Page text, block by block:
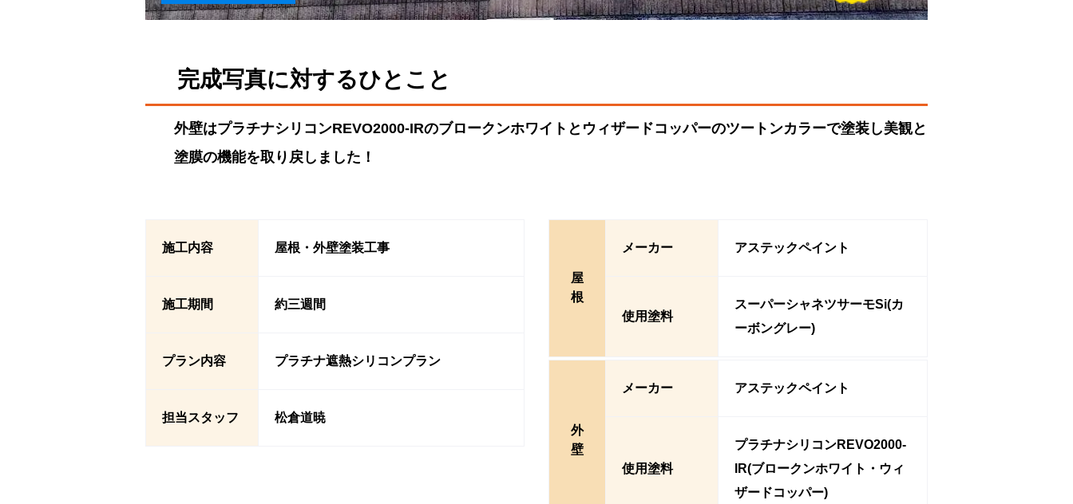
完成写真に対するひとこと
外壁はプラチナシリコンREVO2000-IRのブロークンホワイトとウィザードコッパーのツートンカラーで塗装し美観と
塗膜の機能を取り戻しました！
施工内容 屋根・外壁塗装工事
施工期間 約三週間
プラン内容 プラチナ遮熱シリコンプラン
担当スタッフ 松倉道暁
屋
根
メーカー アステックペイント
使用塗料
スーパーシャネツサーモSi(カ
ーボングレー)
外
壁
メーカー アステックペイント
使用塗料
プラチナシリコンREVO2000-
IR(ブロークンホワイト・ウィ
ザードコッパー)